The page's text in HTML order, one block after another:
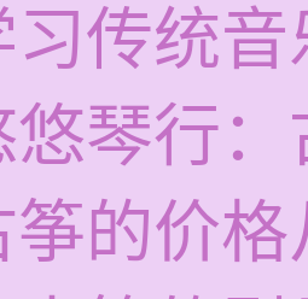
习传统
悠琴行
筝的价